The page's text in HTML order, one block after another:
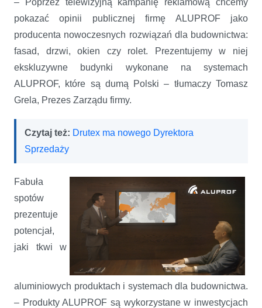
pokazać opinii publicznej firmę ALUPROF jako
producenta nowoczesnych rozwiązań dla budownictwa:
fasad, drzwi, okien czy rolet. Prezentujemy w niej
ekskluzywne budynki wykonane na systemach
ALUPROF, które są dumą Polski – tłumaczy Tomasz
Grela, Prezes Zarządu firmy.
Czytaj też: Drutex ma nowego Dyrektora
Sprzedaży
Fabuła
spotów
prezentuje
potencjał,
jaki tkwi w
aluminiowych produktach i systemach dla budownictwa.
– Produkty ALUPROF są wykorzystane w inwestycjach